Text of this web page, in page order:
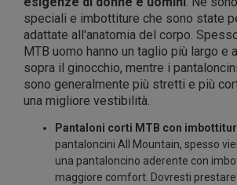
speciali e imbottiture che sono state
adattate all'anatomia del corpo.
MTB uomo hanno un taglio più largo e
sopra il ginocchio, mentre i
sono generalmente più stretti e più
una migliore vestibilità.
Pantaloni corti MTB con
pantaloncini All Mountain, spesso
una pantaloncino aderente con
maggiore comfort. Dovresti